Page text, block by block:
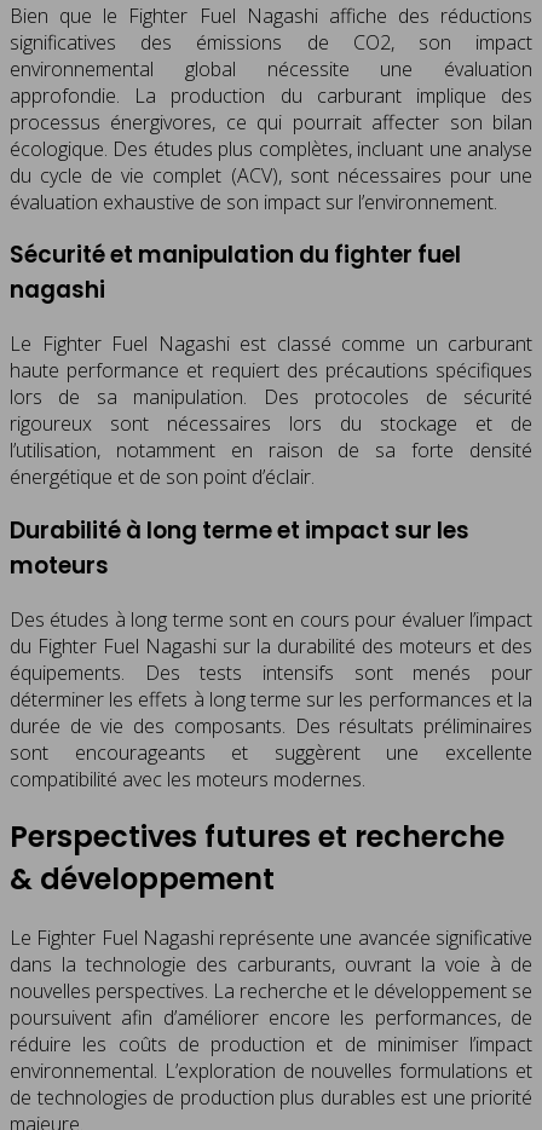
Bien que le Fighter Fuel Nagashi affiche des réductions
significatives des émissions de CO2, son impact
environnemental global nécessite une évaluation
approfondie. La production du carburant implique des
processus énergivores, ce qui pourrait affecter son bilan
écologique. Des études plus complètes, incluant une analyse
du cycle de vie complet (ACV), sont nécessaires pour une
évaluation exhaustive de son impact sur l’environnement.
Sécurité et manipulation du fighter fuel
nagashi
Le Fighter Fuel Nagashi est classé comme un carburant
haute performance et requiert des précautions spécifiques
lors de sa manipulation. Des protocoles de sécurité
rigoureux sont nécessaires lors du stockage et de
l’utilisation, notamment en raison de sa forte densité
énergétique et de son point d’éclair.
Durabilité à long terme et impact sur les
moteurs
Des études à long terme sont en cours pour évaluer l’impact
du Fighter Fuel Nagashi sur la durabilité des moteurs et des
équipements. Des tests intensifs sont menés pour
déterminer les effets à long terme sur les performances et la
durée de vie des composants. Des résultats préliminaires
sont encourageants et suggèrent une excellente
compatibilité avec les moteurs modernes.
Perspectives futures et recherche
& développement
Le Fighter Fuel Nagashi représente une avancée significative
dans la technologie des carburants, ouvrant la voie à de
nouvelles perspectives. La recherche et le développement se
poursuivent afin d’améliorer encore les performances, de
réduire les coûts de production et de minimiser l’impact
environnemental. L’exploration de nouvelles formulations et
de technologies de production plus durables est une priorité
majeure.